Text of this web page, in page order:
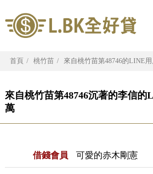
首頁 桃竹苗 來自桃竹苗第48746的LINE
來自桃竹苗第48746沉著的李信的
萬
借錢會員 可愛的赤木剛憲